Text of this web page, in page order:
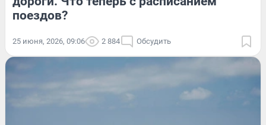
поездов?
25 июня, 2026, 09:06 2 884 Обсудить